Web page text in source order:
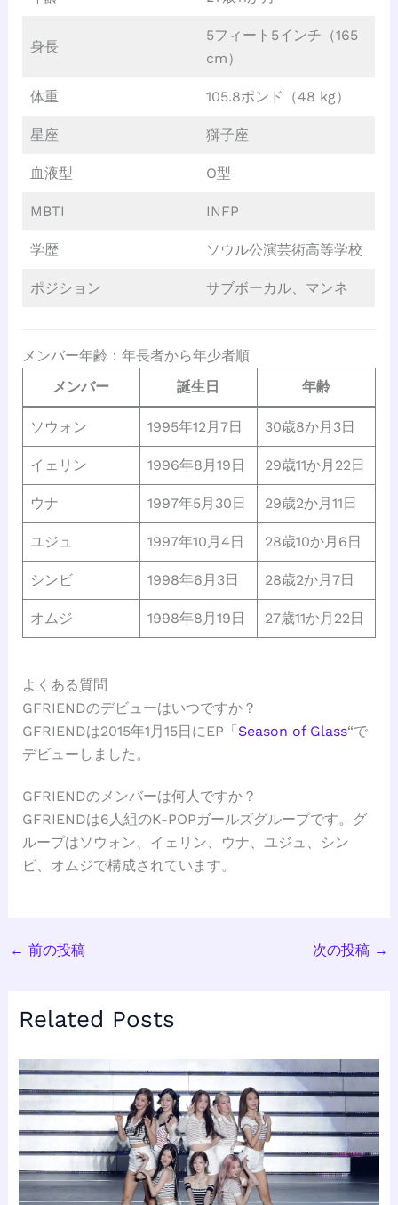
身長
5フィート5インチ（165
cm）
体重 105.8ポンド（48 kg）
星座 獅子座
血液型 O型
MBTI INFP
学歴 ソウル公演芸術高等学校
ポジション サブボーカル、マンネ
メンバー年齢：年長者から年少者順
メンバー
誕生日 年齢
ソウォン 1995年12月7日 30歳8か月3日
イェリン 1996年8月19日 29歳11か月22日
ウナ 1997年5月30日 29歳2か月11日
ユジュ 1997年10月4日 28歳10か月6日
シンビ 1998年6月3日 28歳2か月7日
オムジ 1998年8月19日 27歳11か月22日
よくある質問
GFRIENDのデビューはいつですか？
GFRIENDは2015年1月15日にEP「Season of Glass“で
デビューしました。
GFRIENDのメンバーは何人ですか？
GFRIENDは6人組のK-POPガールズグループです。グ
ループはソウォン、イェリン、ウナ、ユジュ、シン
ビ、オムジで構成されています。
← 前の投稿 次の投稿 →
Related Posts